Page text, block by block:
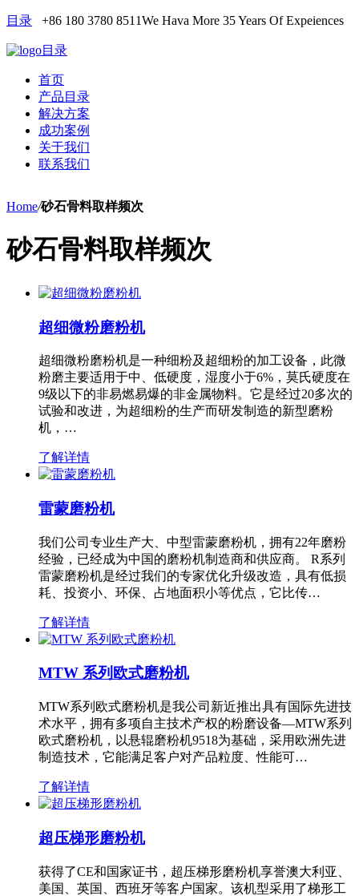
目录 +86 180 3780 8511We Hava More 35 Years Of Expeiences
目录
首页
产品目录
解决方案
成功案例
关于我们
联系我们
Home/砂石骨料取样频次
砂石骨料取样频次
超细微粉磨粉机
超细微粉磨粉机是一种细粉及超细粉的加工设备，此微
粉磨主要适用于中、低硬度，湿度小于6%，莫氏硬度在
9级以下的非易燃易爆的非金属物料。它是经过20多次的
试验和改进，为超细粉的生产而研发制造的新型磨粉
机，…
了解详情
雷蒙磨粉机
我们公司专业生产大、中型雷蒙磨粉机，拥有22年磨粉
经验，已经成为中国的磨粉机制造商和供应商。 R系列
雷蒙磨粉机是经过我们的专家优化升级改造，具有低损
耗、投资小、环保、占地面积小等优点，它比传…
了解详情
MTW 系列欧式磨粉机
MTW系列欧式磨粉机是我公司新近推出具有国际先进技
术水平，拥有多项自主技术产权的粉磨设备—MTW系列
欧式磨粉机，以悬辊磨粉机9518为基础，采用欧洲先进
制造技术，它能满足客户对产品粒度、性能可…
了解详情
超压梯形磨粉机
获得了CE和国家证书，超压梯形磨粉机享誉澳大利亚、
美国、英国、西班牙等客户国家。该机型采用了梯形工